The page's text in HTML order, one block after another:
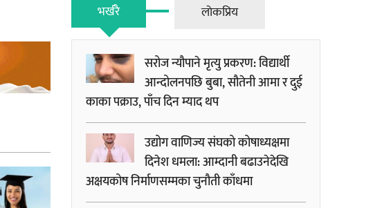
भर्खरै लाेकप्रिय
सरोज न्यौपाने मृत्यु प्रकरण: विद्यार्थी
आन्दोलनपछि बुबा, सौतेनी आमा र दुई
काका पक्राउ, पाँच दिन म्याद थप
उद्योग वाणिज्य संघको कोषाध्यक्षमा
दिनेश धमला: आम्दानी बढाउनेदेखि
अक्षयकोष निर्माणसम्मका चुनौती काँधमा